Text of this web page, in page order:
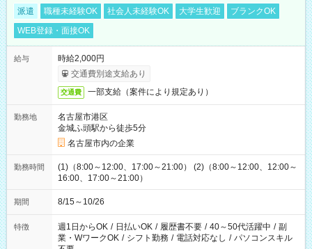
派遣 職種未経験OK 社会人未経験OK 大学生歓迎
ブランクOK
WEB登録・面接OK
給与
時給2,000円
交通費別途支給あり
交通費 一部支給（案件により規定あり）
勤務地
名古屋市港区
金城ふ頭駅から徒歩5分
名古屋市内の企業
勤務時間
(1)（8:00～12:00、17:00～21:00） (2)（8:00～12:00、12:00～
16:00、17:00～21:00）
期間 8/15～10/26
特徴 週1日からOK / 日払いOK / 履歴書不要 / 40～50代活躍中 / 副
業・WワークOK / シフト勤務 / 電話対応なし / パソコンスキル